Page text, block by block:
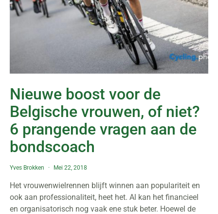
Nieuwe boost voor de
Belgische vrouwen, of niet?
6 prangende vragen aan de
bondscoach
Yves Brokken Mei 22, 2018
Het vrouwenwielrennen blijft winnen aan populariteit en
ook aan professionaliteit, heet het. Al kan het financieel
en organisatorisch nog vaak ene stuk beter. Hoewel de